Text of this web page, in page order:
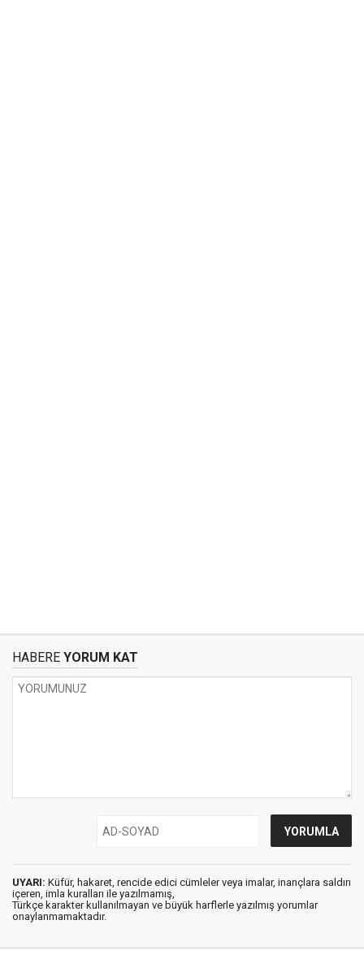
HABERE YORUM KAT
UYARI: Küfür, hakaret, rencide edici cümleler veya imalar, inançlara saldırı
içeren, imla kuralları ile yazılmamış,
Türkçe karakter kullanılmayan ve büyük harflerle yazılmış yorumlar
onaylanmamaktadır.